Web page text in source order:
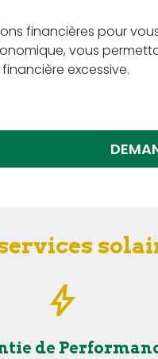
financières pour
vous
excessive.
de